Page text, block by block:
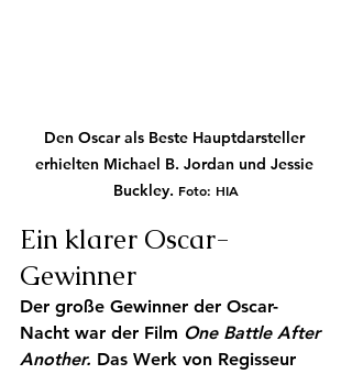
Den Oscar als Beste Hauptdarsteller
erhielten Michael B. Jordan und Jessie
Buckley. Foto: HIA
Ein klarer Oscar-
Gewinner
Der große Gewinner der Oscar-
Nacht war der Film One Battle After
Another. Das Werk von Regisseur